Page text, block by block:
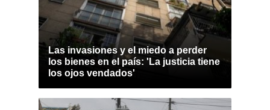
Las invasiones y el miedo a perder
los bienes en el país: 'La justicia tiene
los ojos vendados'